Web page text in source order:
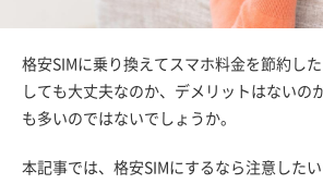
格安SIMに乗り換えてスマホ料金を節約し
しても大丈夫なのか、デメリットはないの
も多いのではないでしょうか。
本記事では、格安SIMにするなら注意した